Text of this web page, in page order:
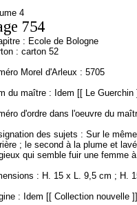
4
754
: Ecole de Bologne
: carton 52
Morel d'Arleux : 5705
du maître : Idem [[ Le Guerchin
d'ordre dans l'oeuvre du
des sujets : Sur le
; le second à la plume et
qui semble fuir une femme
: H. 15 x L. 9,5 cm ; H.
: Idem [[ Collection nouvelle ]]